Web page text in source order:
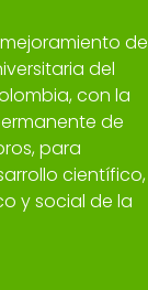
de
del
con la
de
para
científico,
y social de la